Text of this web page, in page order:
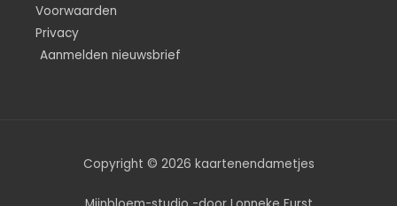
Voorwaarden
Privacy
Aanmelden nieuwsbrief
Copyright © 2026 kaartenendametjes